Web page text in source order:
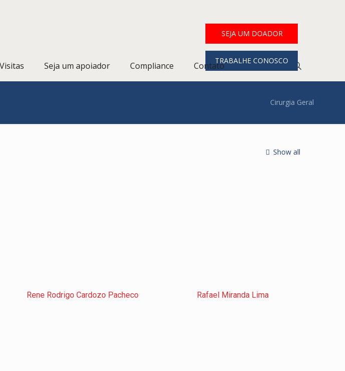
Visitas Seja um apoiador Compliance Contato
SEJA UM DOADOR
TRABALHE CONOSCO
Cirurgia Geral
Show all
Rene Rodrigo Cardozo Pacheco Rafael Miranda Lima